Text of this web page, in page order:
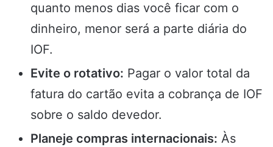
quanto menos dias você ficar com o
dinheiro, menor será a parte diária do
IOF.
Evite o rotativo: Pagar o valor total da
fatura do cartão evita a cobrança de IOF
sobre o saldo devedor.
Planeje compras internacionais: Às